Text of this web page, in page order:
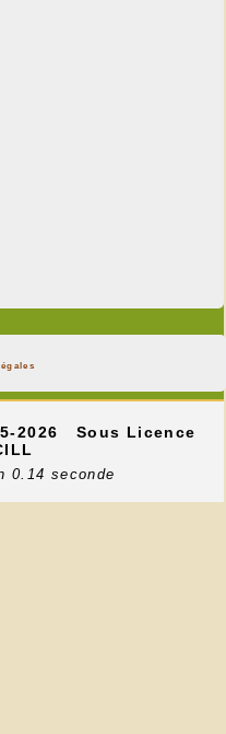
2026
Sous Licence
0.14 seconde